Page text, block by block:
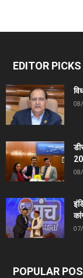
EDITOR PICKS
POPULAR